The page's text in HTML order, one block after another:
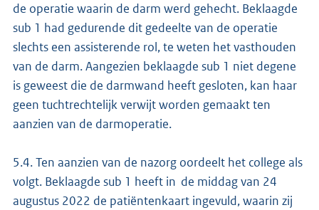
de operatie waarin de darm werd gehecht. Beklaagde
sub 1 had gedurende dit gedeelte van de operatie
slechts een assisterende rol, te weten het vasthouden
van de darm. Aangezien beklaagde sub 1 niet degene
is geweest die de darmwand heeft gesloten, kan haar
geen tuchtrechtelijk verwijt worden gemaakt ten
aanzien van de darmoperatie.
5.4. Ten aanzien van de nazorg oordeelt het college als
volgt. Beklaagde sub 1 heeft in de middag van 24
augustus 2022 de patiëntenkaart ingevuld, waarin zij